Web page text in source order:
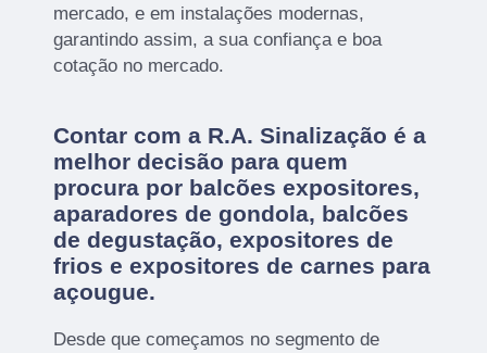
mercado, e em instalações modernas,
garantindo assim, a sua confiança e boa
cotação no mercado.
Contar com a R.A. Sinalização é a
melhor decisão para quem
procura por balcões expositores,
aparadores de gondola, balcões
de degustação, expositores de
frios e expositores de carnes para
açougue.
Desde que começamos no segmento de